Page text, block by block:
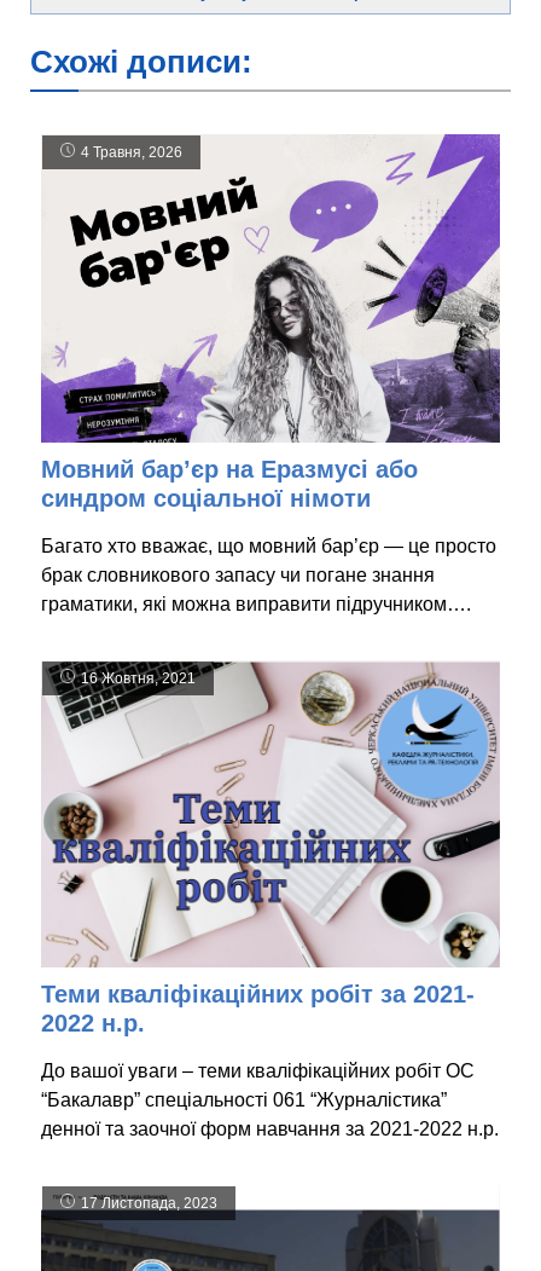
Схожі дописи:
4 Травня, 2026
Мовний бар’єр на Еразмусі або
синдром соціальної німоти
Багато хто вважає, що мовний бар’єр — це просто
брак словникового запасу чи погане знання
граматики, які можна виправити підручником….
16 Жовтня, 2021
Теми кваліфікаційних робіт за 2021-
2022 н.р.
До вашої уваги – теми кваліфікаційних робіт ОС
“Бакалавр” спеціальності 061 “Журналістика”
денної та заочної форм навчання за 2021-2022 н.р.
17 Листопада, 2023